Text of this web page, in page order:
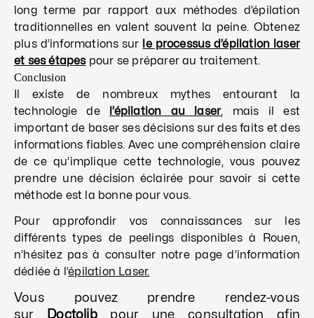
long terme par rapport aux méthodes d’épilation
traditionnelles en valent souvent la peine. Obtenez
plus d’informations sur
le processus d’épilation laser
et ses étapespour se préparer au traitement.
Conclusion
Il existe de nombreux mythes entourant la
technologie de
l’épilation au laser, mais il est
important de baser ses décisions sur des faits et des
informations fiables. Avec une compréhension claire
de ce qu’implique cette technologie, vous pouvez
prendre une décision éclairée pour savoir si cette
méthode est la bonne pour vous.
Pour approfondir vos connaissances sur les
différents types de peelings disponibles à Rouen,
n’hésitez pas à consulter notre page d’information
dédiée à l’épilation Laser.
Vous pouvez prendre rendez-vous
sur
Doctolib pour une consultation afin